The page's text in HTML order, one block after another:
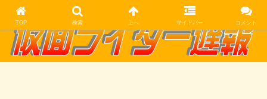
TOP 検索 上へ サイドバー コメント